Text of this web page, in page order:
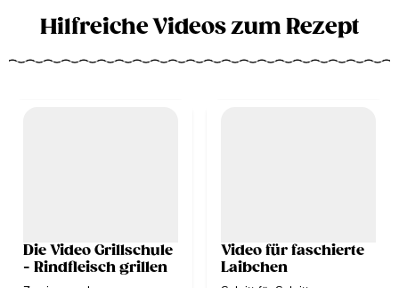
Hilfreiche Videos zum Rezept
Die Video Grillschule
- Rindfleisch grillen
Video für faschierte
Laibchen